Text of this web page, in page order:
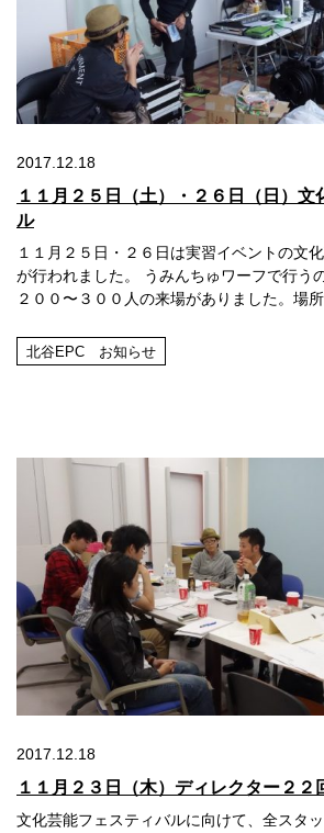
2017.12.18
１１月２５日（土）・２６日（日）文
ル
１１月２５日・２６日は実習イベントの文
が行われました。 うみんちゅワーフで行う
２００〜３００人の来場がありました。場所
北谷EPC お知らせ
2017.12.18
１１月２３日（木）ディレクター２２
文化芸能フェスティバルに向けて、全スタ